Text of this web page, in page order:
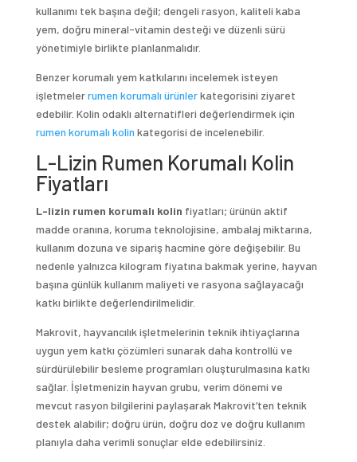
kullanımı tek başına değil; dengeli rasyon, kaliteli kaba
yem, doğru mineral-vitamin desteği ve düzenli sürü
yönetimiyle birlikte planlanmalıdır.
Benzer korumalı yem katkılarını incelemek isteyen
işletmelerrumen korumalı ürünlerkategorisini ziyaret
edebilir. Kolin odaklı alternatifleri değerlendirmek için
rumen korumalı kolin kategorisi de incelenebilir.
L-Lizin Rumen Korumalı Kolin
Fiyatları
L-lizin rumen korumalı kolin fiyatları; ürünün aktif
madde oranına, koruma teknolojisine, ambalaj miktarına,
kullanım dozuna ve sipariş hacmine göre değişebilir. Bu
nedenle yalnızca kilogram fiyatına bakmak yerine, hayvan
başına günlük kullanım maliyeti ve rasyona sağlayacağı
katkı birlikte değerlendirilmelidir.
Makrovit, hayvancılık işletmelerinin teknik ihtiyaçlarına
uygun yem katkı çözümleri sunarak daha kontrollü ve
sürdürülebilir besleme programları oluşturulmasına katkı
sağlar. İşletmenizin hayvan grubu, verim dönemi ve
mevcut rasyon bilgilerini paylaşarak Makrovit’ten teknik
destek alabilir; doğru ürün, doğru doz ve doğru kullanım
planıyla daha verimli sonuçlar elde edebilirsiniz.